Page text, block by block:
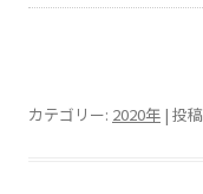
カテゴリー: 2020年 | 投